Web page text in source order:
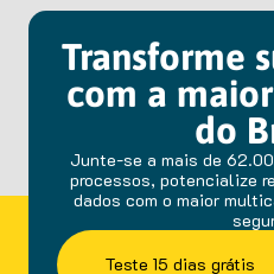
Transforme
com a
do
Junte-se a mais de
processos, potencialize
dados com o maior
Teste 15 dias grátis